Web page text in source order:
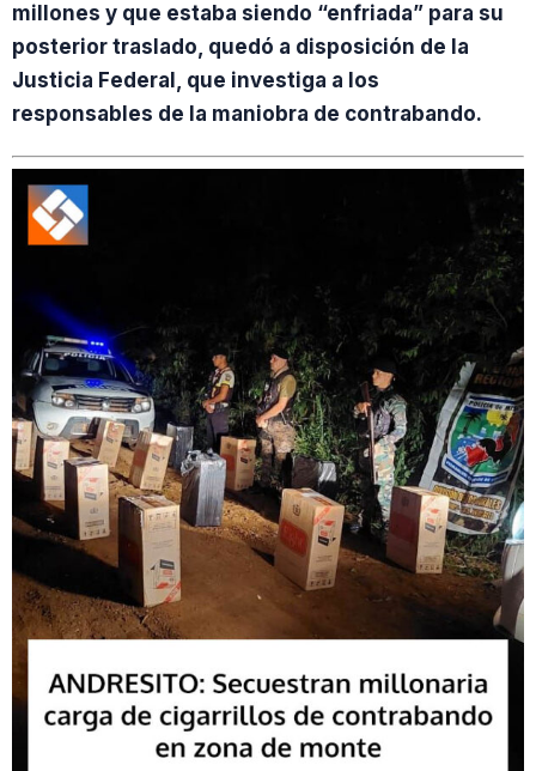
millones y que estaba siendo “enfriada” para su
posterior traslado, quedó a disposición de la
Justicia Federal, que investiga a los
responsables de la maniobra de contrabando.